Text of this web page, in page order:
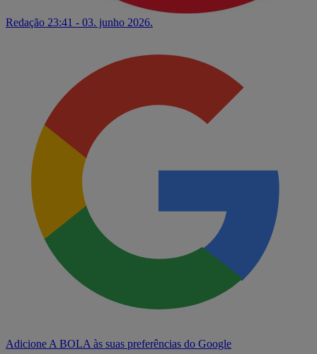
Redação 23:41 - 03. junho 2026.
Adicione A BOLA às suas preferências do Google